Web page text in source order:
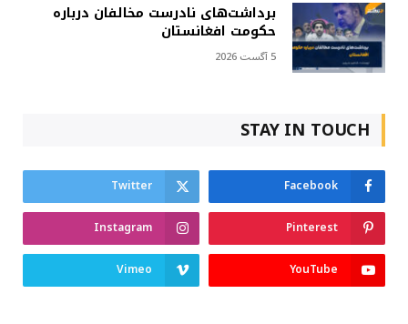
برداشت‌های نادرست مخالفان درباره
حکومت افغانستان
5 آگست 2026
STAY IN TOUCH
Facebook
Twitter
Pinterest
Instagram
YouTube
Vimeo